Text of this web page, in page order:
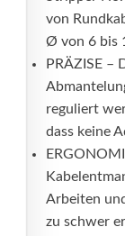
von
Ø von 6 bis
PRÄZISE –
reguliert
dass keine
Arbeiten
zu schwer